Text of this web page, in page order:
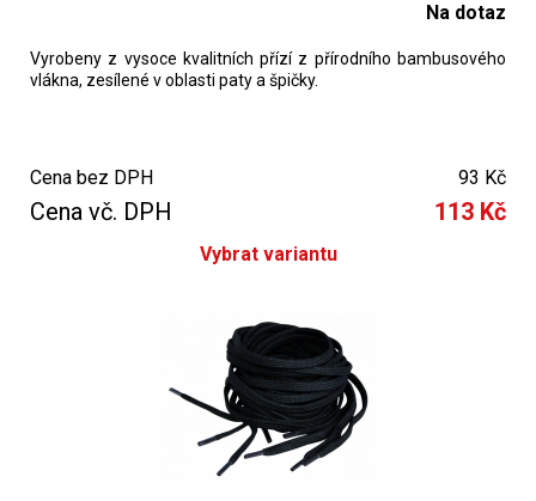
Na dotaz
Vyrobeny z vysoce kvalitních přízí z přírodního bambusového
vlákna, zesílené v oblasti paty a špičky.
Cena bez DPH 93 Kč
Cena vč. DPH 113 Kč
Vybrat variantu